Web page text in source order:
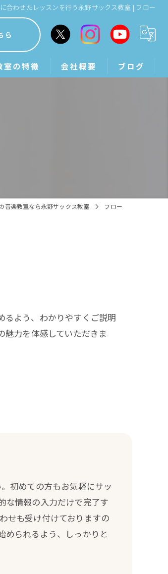
合わせたレッスンを行う永野サックス教室 | フロー
ら
室の特徴 会社概要 ブログ
音楽教室なら永野サックス教室 フロー
るよう、わかりやすくご説明
魅力を体感していただきま
初めての方もお気軽にサッ
な情報の入力だけで完了す
せも受け付けておりますの
められるよう、しっかりと